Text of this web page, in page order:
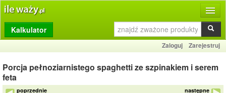
Produkty
Dziennik
Przelicznik
Kalkulator
Zaloguj Zarejestruj
Porcja pełnoziarnistego spaghetti ze szpinakiem i serem
feta
poprzednie następne